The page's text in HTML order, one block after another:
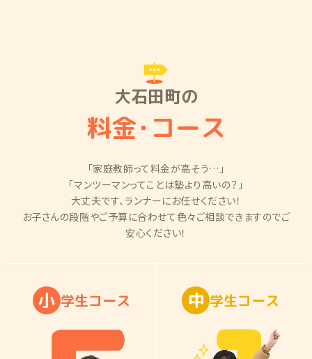
大石田町の
料金・コース
「家庭教師って料金が高そう…」
「マンツーマンってことは塾より高いの？」
大丈夫です、ランナーにお任せください！
お子さんの段階やご予算に合わせて色々ご相談できますのでご
安心ください！
小 学生コース 中 学生コース